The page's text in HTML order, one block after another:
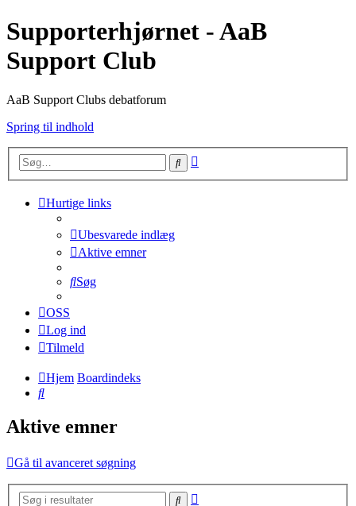
Supporterhjørnet - AaB
Support Club
AaB Support Clubs debatforum
Spring til indhold
Søg
Hurtige links
Ubesvarede indlæg
Aktive emner
Søg
OSS
Log ind
Tilmeld
Hjem Boardindeks
Søg
Aktive emner
Gå til avanceret søgning
Søg